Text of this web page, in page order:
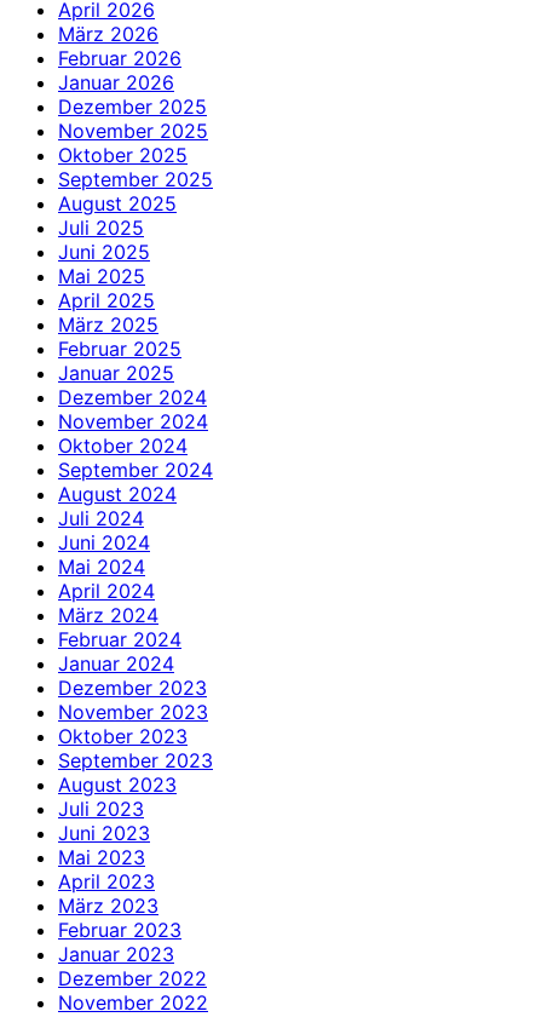
April 2026
März 2026
Februar 2026
Januar 2026
Dezember 2025
November 2025
Oktober 2025
September 2025
August 2025
Juli 2025
Juni 2025
Mai 2025
April 2025
März 2025
Februar 2025
Januar 2025
Dezember 2024
November 2024
Oktober 2024
September 2024
August 2024
Juli 2024
Juni 2024
Mai 2024
April 2024
März 2024
Februar 2024
Januar 2024
Dezember 2023
November 2023
Oktober 2023
September 2023
August 2023
Juli 2023
Juni 2023
Mai 2023
April 2023
März 2023
Februar 2023
Januar 2023
Dezember 2022
November 2022